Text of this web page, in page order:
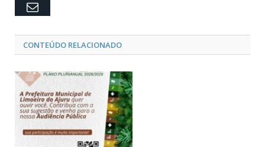
Email
CONTEÚDO RELACIONADO